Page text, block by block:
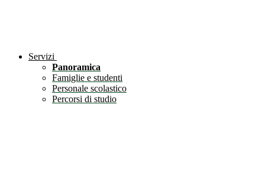
Servizi
Panoramica
Famiglie e studenti
Personale scolastico
Percorsi di studio